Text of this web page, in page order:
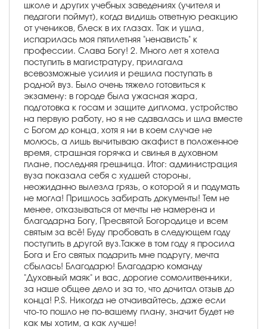
школе и других учебных заведениях (учителя и
педагоги поймут), когда видишь ответную реакцию
от учеников, блеск в их глазах. Так и ушла,
испарилась моя пятилетняя "ненависть" к
профессии. Слава Богу! 2. Много лет я хотела
поступить в магистратуру, прилагала
всевозможные усилия и решила поступать в
родной вуз. Было очень тяжело готовиться к
экзамену: в городе была ужасная жара,
подготовка к госам и защите диплома, устройство
на первую работу, но я не сдавалась и шла вместе
с Богом до конца, хотя я ни в коем случае не
молюсь, а лишь вычитываю акафист в положенное
время, страшная горячка и свинья в духовном
плане, последняя грешница. Итог: администрация
вуза показала себя с худшей стороны,
неожиданно вылезла грязь, о которой я и подумать
не могла! Пришлось забирать документы! Тем не
менее, отказываться от мечты не намерена и
благодарна Богу, Пресвятой Богородице и всем
святым за всё! Буду пробовать в следующем году
поступить в другой вуз.Также в том году я просила
Бога и Его святых подарить мне подругу, мечта
сбылась! Благодарю! Благодарю команду
"Духовный маяк" и вас, дорогие сомолитвенники,
за наше общее дело и за то, что дочитал отзыв до
конца! P.S. Никогда не отчаивайтесь, даже если
что-то пошло не по-вашему плану, значит будет не
как мы хотим, а как лучше!